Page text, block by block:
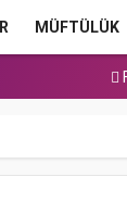
MÜFTÜLÜK